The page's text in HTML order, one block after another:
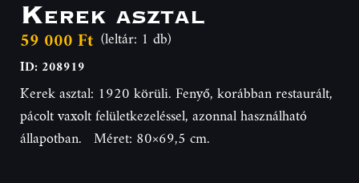
Kerek asztal
59 000 Ft (leltár: 1 db)
ID: 208919
Kerek asztal: 1920 körüli. Fenyő, korábban restaurált,
pácolt vaxolt felületkezeléssel, azonnal használható
állapotban. Méret: 80×69,5 cm.